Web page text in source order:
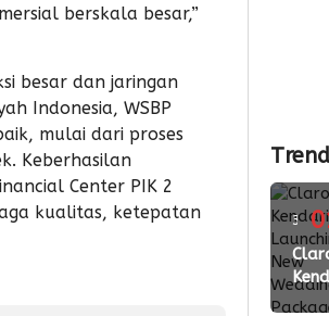
berskala besar,”
besar dan jaringan
Indonesia, WSBP
mulai dari proses
Keberhasilan
Center PIK 2
kualitas, ketepatan
3
lalu